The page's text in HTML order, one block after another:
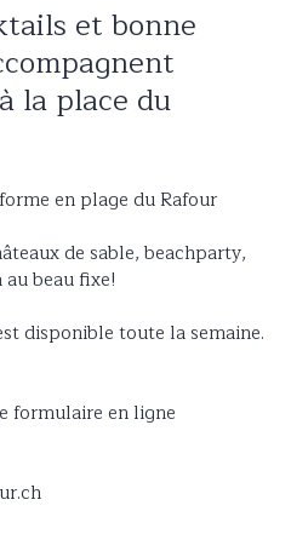
et bonne
la place du
en plage du Rafour
de sable, beachparty,
beau fixe!
disponible toute la semaine.
formulaire en ligne